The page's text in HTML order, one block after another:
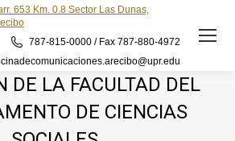
653 Km. 0.8 Sector Las Dunas,
787-815-0000 / Fax 787-880-4972
DE LA FACULTAD DEL
DE CIENCIAS